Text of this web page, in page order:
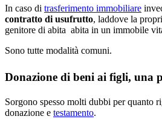
In caso di trasferimento immobiliare
contratto di usufrutto, laddove la
genitore di abita abita in un immobile
Sono tutte modalità comuni.
Donazione di beni ai figli, una
Sorgono spesso molti dubbi per quanto
donazione e testamento.